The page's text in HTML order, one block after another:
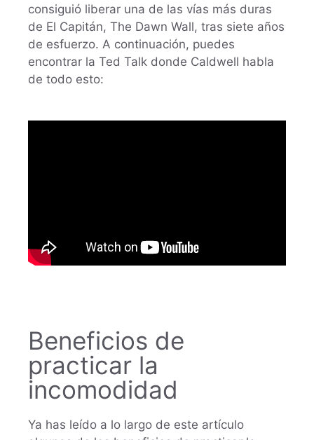
consiguió liberar una de las vías más duras
de El Capitán, The Dawn Wall, tras siete años
de esfuerzo. A continuación, puedes
encontrar la Ted Talk donde Caldwell habla
de todo esto:
Beneficios de
practicar la
incomodidad
Ya has leído a lo largo de este artículo